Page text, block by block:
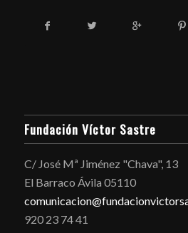
Fundación Víctor Sastre
C/ José Mª Jiménez "Chava", 13
El Barraco Ávila 05110
920 23 74 41